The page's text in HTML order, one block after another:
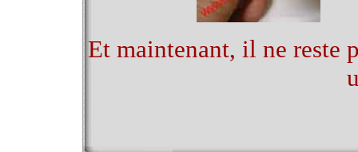
Et maintenant, il ne reste